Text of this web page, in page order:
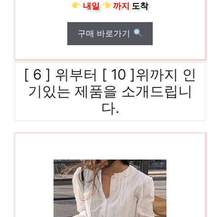
내일
까지도착
구매 바로가기
[ 6 ] 위부터 [ 10 ]위까지 인
기있는 제품을 소개드립니
다.